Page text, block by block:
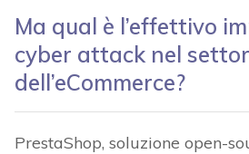
Ma qual è l’effettivo
cyber attack nel
dell’eCommerce?
PrestaShop, soluzione open-